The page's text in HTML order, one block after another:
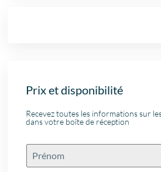
Prix et disponibilité
Recevez toutes les informations sur
dans votre boîte de réception